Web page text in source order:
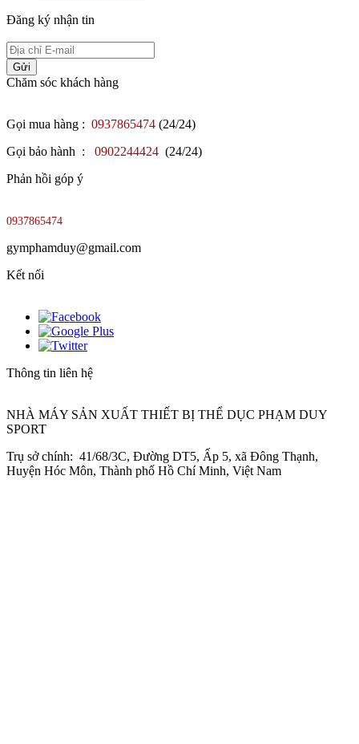
Đăng ký nhận tin
Gửi
Chăm sóc khách hàng
Gọi mua hàng : 0937865474 (24/24)
Gọi bảo hành :
0902244424 (24/24)
Phản hồi góp ý
0937865474
gymphamduy@gmail.com
Kết nối
Thông tin liên hệ
NHÀ MÁY SẢN XUẤT THIẾT BỊ THỂ DỤC PHẠM DUY
SPORT
Trụ sở chính: 41/68/3C, Đường DT5, Ấp 5, xã Đông Thạnh,
Huyện Hóc Môn, Thành phố Hồ Chí Minh, Việt Nam